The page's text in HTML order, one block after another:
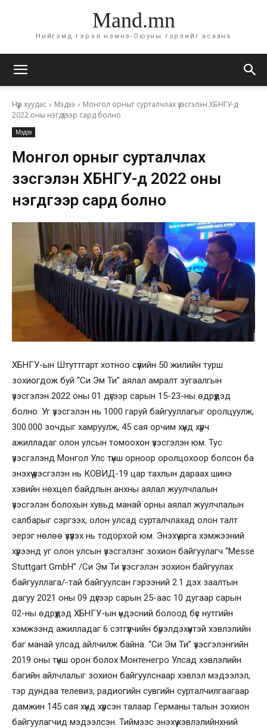
Mand.mn
Нийгэмд гэрэл нэмнэ-Оюуны гэрлийг асаана
Нүүр хуудас Мэдээ
Монгол орныг сурталчлах үзэсгэлэн ХБНГУ-д
2022 оны нэгдүгээр сард болно
Мэдээ
Монгол орныг сурталчлах
үзэсгэлэн ХБНГУ-д 2022 оны
нэгдүгээр сард болно
ХБНГУ-ын Штуттгарт хотноо сүүлийн 50 жилийн турш
зохиогдож буй “Си Эм Ти” аялал амралт зугаалгын
үзэсгэлэн 2022 оны 01 дүгээр сарын 15-23-ны өдрүүдэд
болно. Уг үзэсгэлэн нь 1000 гаруй байгууллагыг оролцуулж,
300.000 зочдыг хамруулж, 45 сая орчим хүнд хүрч
ажилладаг олон улсын томоохон үзэсгэлэн юм. Тус
үзэсгэлэнд Монгол Улс түнш орноор оролцохоор болсон ба
энэхүү үзэсгэлэн нь КОВИД-19 цар тахлын дараах шинэ
хэвийн нөхцөл байдлын анхны аялал жуулчлалын
үзэсгэлэн болохын хувьд манай орны аялал жуулчлалын
салбарыг сэргээх, олон улсад сурталчлахад олон талт
эерэг нөлөө үзүүлэх нь тодорхой юм. Энэхүү арга хэмжээний
хүрээнд уг олон улсын үзэсгэлэнг зохион байгуулагч “Messe
Stuttgart GmbH” /Си Эм Ти үзэсгэлэн зохион байгуулах
байгууллага/-тай байгуулсан гэрээний 2.1 дэх заалтын
дагуу 2021 оны 09 дүгээр сарын 25-аас 10 дугаар сарын
02-ны өдрүүдэд ХБНГУ-ын үндэсний болоод бүс нутгийн
хэмжээнд ажилладаг 6 сэтгүүлчийн бүрэлдэхүүнтэй хэвлэлийн
баг манай улсад айлчилж байна. “Си Эм Ти” үзэсгэлэнгийн
2019 оны түнш орон болох Монтенегро Улсад хэвлэлийн
багийн айлчлалыг зохион байгуулснаар хэвлэл мэдээлэл,
тэр дундаа телевиз, радиогийн сувгийн сурталчилгаагаар
дамжин 145 сая хүнд хүрсэн талаар Германы талын зохион
байгуулагчид мэдээлсэн. Тиймээс энэхүү хэвлэлийнхний